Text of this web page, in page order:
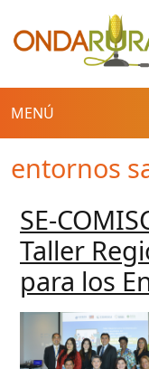
Pasar al contenido
MENÚ
entornos
SE-
Taller
para los